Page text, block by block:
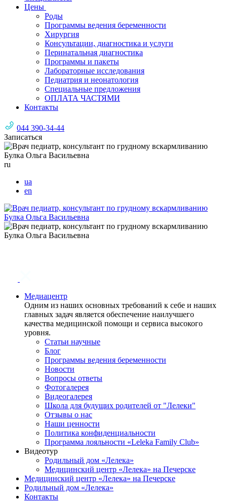
Цены
Роды
Программы ведения беременности
Хирургия
Консультации, диагностика и услуги
Перинатальная диагностика
Программы и пакеты
Лабораторные исследования
Педиатрия и неонатология
Специальные предложения
ОПЛАТА ЧАСТЯМИ
Контакты
044 390-34-44
Записаться
ru
ua
en
Медиацентр
Одним из наших основных требований к себе и наших
главных задач является обеспечение наилучшего
качества медицинской помощи и сервиса высокого
уровня.
Статьи научные
Блог
Программы ведения беременности
Новости
Вопросы ответы
Фотогалерея
Видеогалерея
Школа для будущих родителей от "Лелеки"
Отзывы о нас
Наши ценности
Политика конфиденциальности
Программа лояльности «Leleka Family Club»
Видеотур
Родильный дом «Лелека»
Медицинский центр «Лелека» на Печерске
Медицинский центр «Лелека» на Печерске
Родильный дом «Лелека»
Контакты